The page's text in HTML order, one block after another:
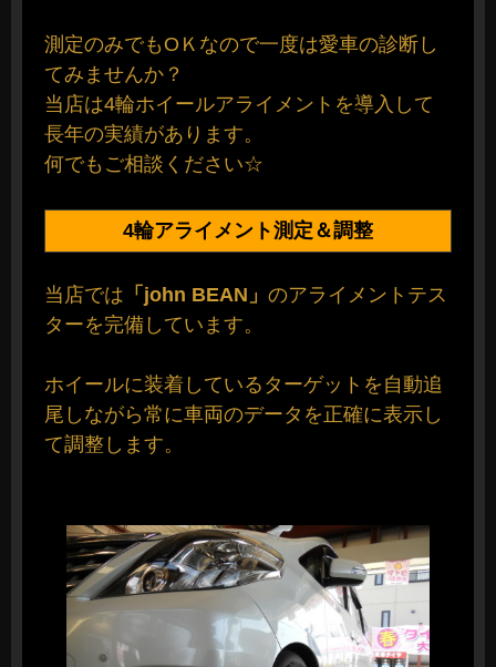
測定のみでもOＫなので一度は愛車の診断し
てみませんか？
当店は4輪ホイールアライメントを導入して
長年の実績があります。
何でもご相談ください☆
4輪アライメント測定＆調整
当店では 「john BEAN」 のアライメントテス
ターを完備しています。
ホイールに装着しているターゲットを自動追
尾しながら常に車両のデータを正確に表示し
て調整します。